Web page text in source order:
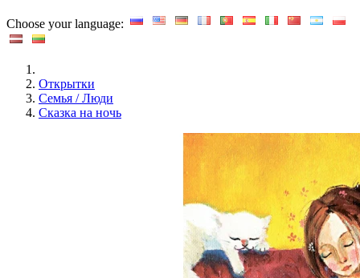
Choose your language:
Открытки
Семья / Люди
Сказка на ночь